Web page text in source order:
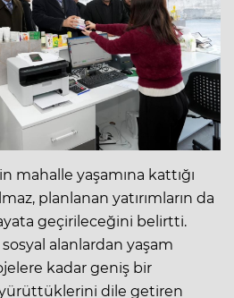
mahalle yaşamına kattığı
planlanan yatırımların da
geçirileceğini belirtti.
alanlardan yaşam
kadar geniş bir
yürüttüklerini dile getiren